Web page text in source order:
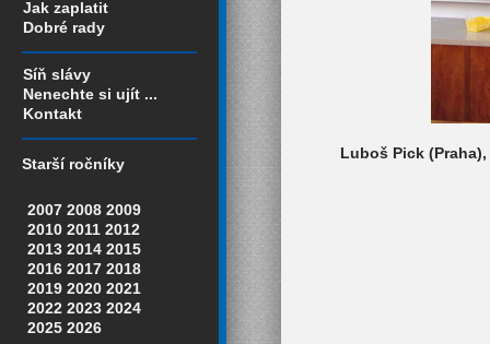
Jak zaplatit
Dobré rady
Síň slávy
Nenechte si ujít ...
Kontakt
Starší ročníky
2007 2008 2009
2010 2011 2012
2013 2014 2015
2016 2017 2018
2019 2020 2021
2022 2023 2024
2025 2026
Luboš Pick